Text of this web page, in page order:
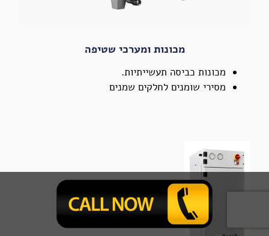
מכונות ומערכי שטיפה
מכונות כביסה תעשייתיות.
מסירי שומנים לחלקים שמנים